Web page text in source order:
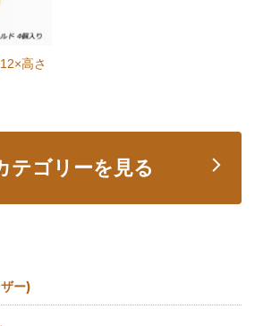
高さ
テゴリーを見る
ー)